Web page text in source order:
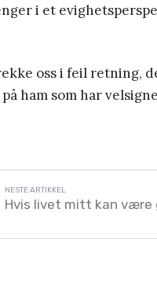
i et
oss i feil retning,
ham som har
Hvis livet mitt kan være